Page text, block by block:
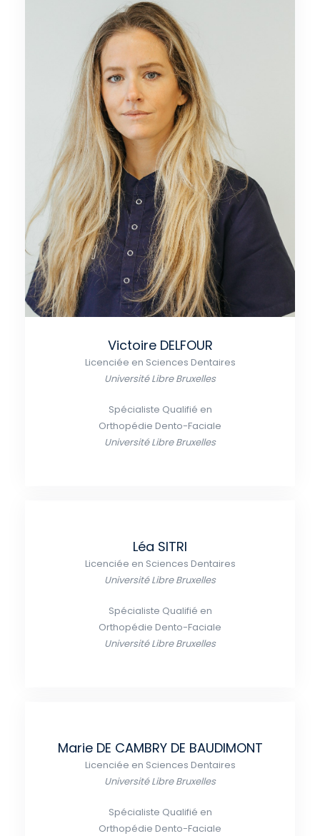
Victoire DELFOUR
Licenciée en Sciences Dentaires
Université Libre Bruxelles
Spécialiste Qualifié en
Orthopédie Dento-Faciale
Université Libre Bruxelles
Léa SITRI
Licenciée en Sciences Dentaires
Université Libre Bruxelles
Spécialiste Qualifié en
Orthopédie Dento-Faciale
Université Libre Bruxelles
Marie DE CAMBRY DE BAUDIMONT
Licenciée en Sciences Dentaires
Université Libre Bruxelles
Spécialiste Qualifié en
Orthopédie Dento-Faciale